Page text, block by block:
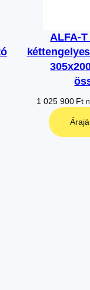
ALFA-T
1 025 900 Ft